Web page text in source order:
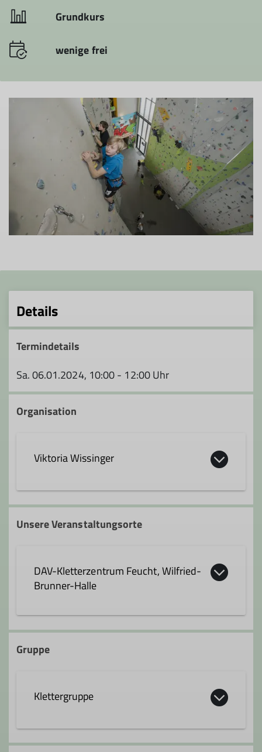
Grundkurs
wenige frei
Details
Termindetails
Sa. 06.01.2024, 10:00 - 12:00 Uhr
Organisation
Viktoria Wissinger
viktoria.wissinger@dav-feucht.de
Trainer*in C Sportklettern Breitensport
Unsere Veranstaltungsorte
DAV-Kletterzentrum Feucht, Wilfried-
Brunner-Halle
Schulstraße 28
Gruppe
Klettergruppe